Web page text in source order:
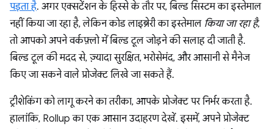
पड़ता है. अगर एक्सटेंशन के हिस्से के तौर पर, बिल्ड सिस्टम का इस्तेमाल
नहीं किया जा रहा है, लेकिन कोड लाइब्रेरी का इस्तेमाल किया जा रहा है,
तो आपको अपने वर्कफ़्लो में बिल्ड टूल जोड़ने की सलाह दी जाती है.
बिल्ड टूल की मदद से, ज़्यादा सुरक्षित, भरोसेमंद, और आसानी से मैनेज
किए जा सकने वाले प्रोजेक्ट लिखे जा सकते हैं.
ट्रीशेकिंग को लागू करने का तरीका, आपके प्रोजेक्ट पर निर्भर करता है.
हालांकि, Rollup का एक आसान उदाहरण देखें. इसमें, अपने प्रोजेक्ट